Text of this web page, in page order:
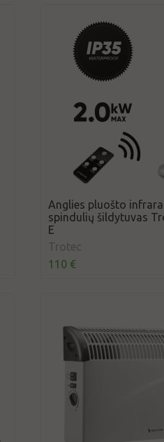
Anglies pluošto
spindulių šildytuvas
E
Trotec
110 €